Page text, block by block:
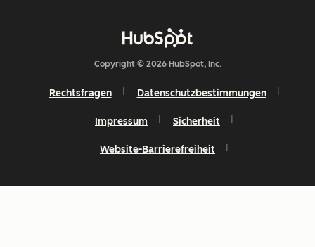
Copyright © 2026 HubSpot, Inc.
Rechtsfragen Datenschutzbestimmungen
Impressum Sicherheit
Website-Barrierefreiheit